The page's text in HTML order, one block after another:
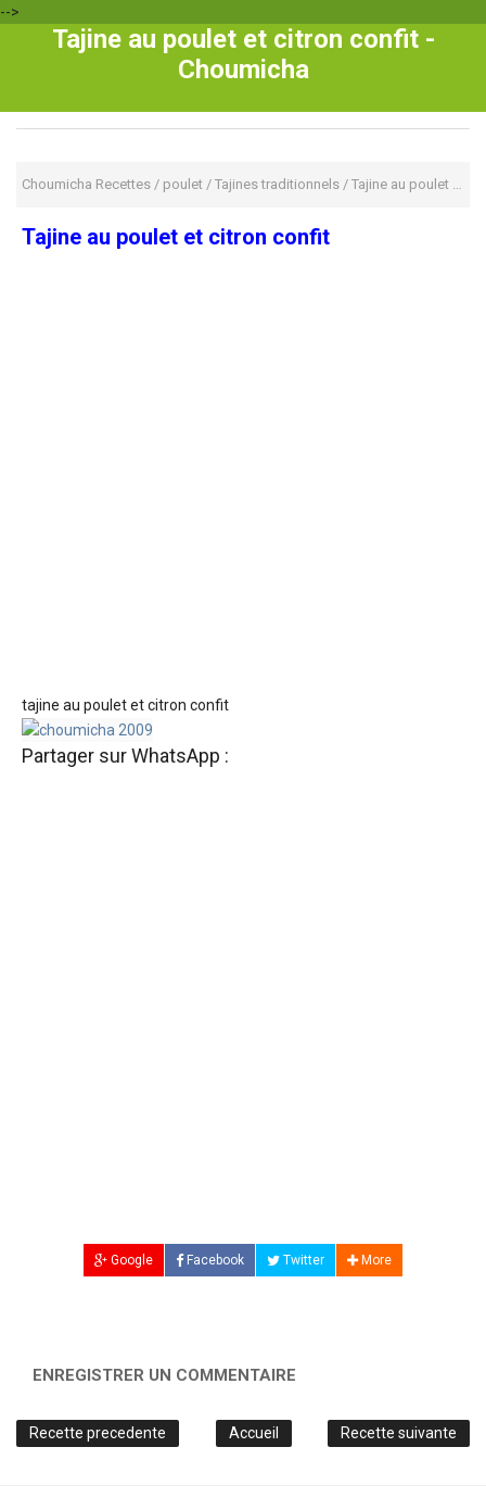
-->
Tajine au poulet et citron confit -
Choumicha
Choumicha Recettes / poulet / Tajines traditionnels / Tajine au poulet et citron confit
Tajine au poulet et citron confit
tajine au poulet et citron confit
Partager sur WhatsApp :
Google Facebook Twitter More
ENREGISTRER UN COMMENTAIRE
Recette precedente Recette suivante
Accueil